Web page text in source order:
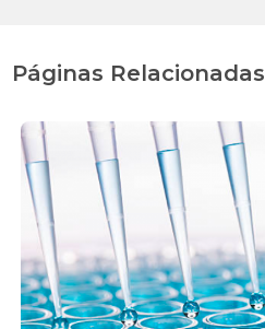
Páginas Relacionadas